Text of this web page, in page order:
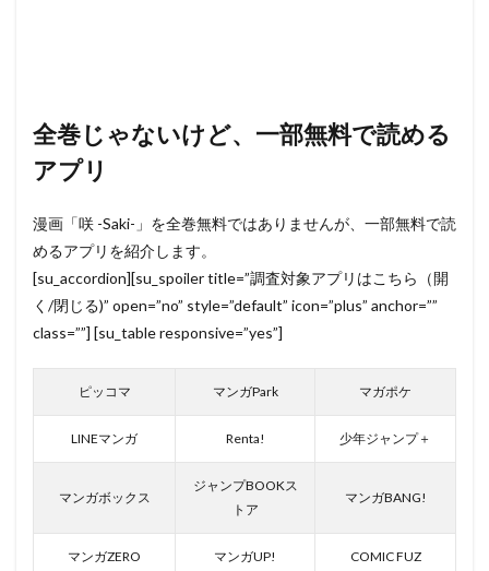
全巻じゃないけど、一部無料で読める
アプリ
漫画「咲 -Saki-」を全巻無料ではありませんが、一部無料で読
めるアプリを紹介します。
[su_accordion][su_spoiler title=”調査対象アプリはこちら（開
く/閉じる)” open=”no” style=”default” icon=”plus” anchor=””
class=””] [su_table responsive=”yes”]
ピッコマ マンガPark マガポケ
LINEマンガ Renta! 少年ジャンプ＋
マンガボックス
ジャンプBOOKス
トア
マンガBANG!
マンガZERO マンガUP! COMIC FUZ